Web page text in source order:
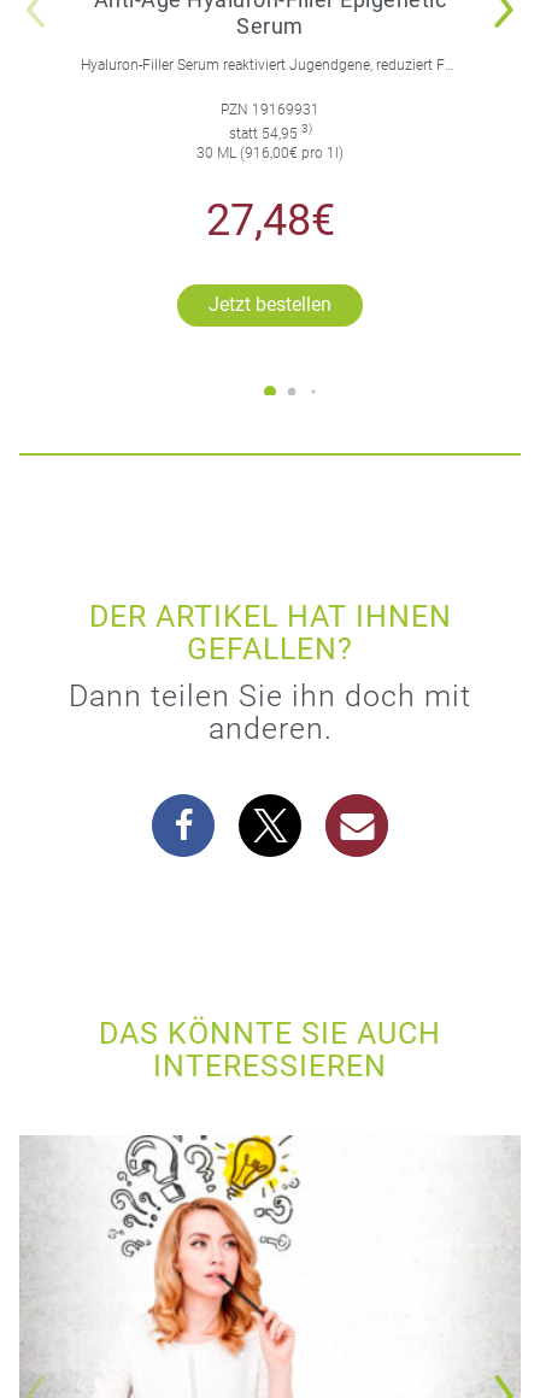
Serum
PZN 19169931
statt 54,95 3)
30 ML (916,00€ pro 1l)
27,48€
Jetzt bestellen
DER ARTIKEL HAT IHNEN
GEFALLEN?
Dann teilen Sie ihn doch mit
anderen.
DAS KÖNNTE SIE AUCH
INTERESSIEREN